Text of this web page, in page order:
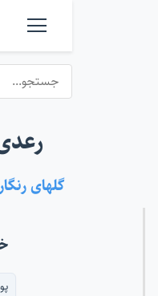
گلهای رنگارنگ ۴۴۴